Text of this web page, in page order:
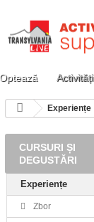
Optează Activități
Experiențe
CURSURI ȘI
DEGUSTĂRI
Experiențe
Zbor